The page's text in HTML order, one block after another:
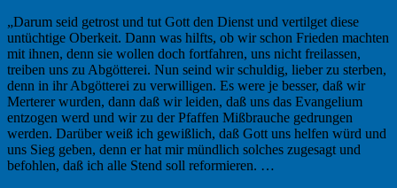
„Darum seid getrost und tut Gott den Dienst und vertilget diese
untüchtige Oberkeit. Dann was hilfts, ob wir schon Frieden machten
mit ihnen, denn sie wollen doch fortfahren, uns nicht freilassen,
treiben uns zu Abgötterei. Nun seind wir schuldig, lieber zu sterben,
denn in ihr Abgötterei zu verwilligen. Es were je besser, daß wir
Merterer wurden, dann daß wir leiden, daß uns das Evangelium
entzogen werd und wir zu der Pfaffen Mißbrauche gedrungen
werden. Darüber weiß ich gewißlich, daß Gott uns helfen würd und
uns Sieg geben, denn er hat mir mündlich solches zugesagt und
befohlen, daß ich alle Stend soll reformieren. …